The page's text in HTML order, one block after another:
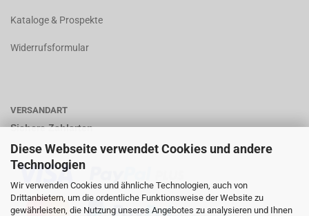
Diese Webseite verwendet Cookies und andere
Technologien
Wir verwenden Cookies und ähnliche Technologien, auch von
Drittanbietern, um die ordentliche Funktionsweise der Website zu
gewährleisten, die Nutzung unseres Angebotes zu analysieren und Ihnen
Kataloge & Prospekte
Widerrufsformular
VERSANDART
Sichere Zahlarten